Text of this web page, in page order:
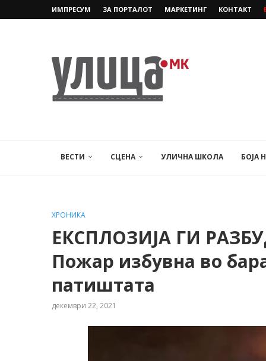
ИМПРЕСУМ ЗА ПОРТАЛОТ МАРКЕТИНГ КОНТАКТ
ВЕСТИ СЦЕНА УЛИЧНА ШКОЛА БОЈА
ХРОНИКА
ЕКСПЛОЗИЈА ГИ
Пожар избувна во
патиштата
декември 22, 2021